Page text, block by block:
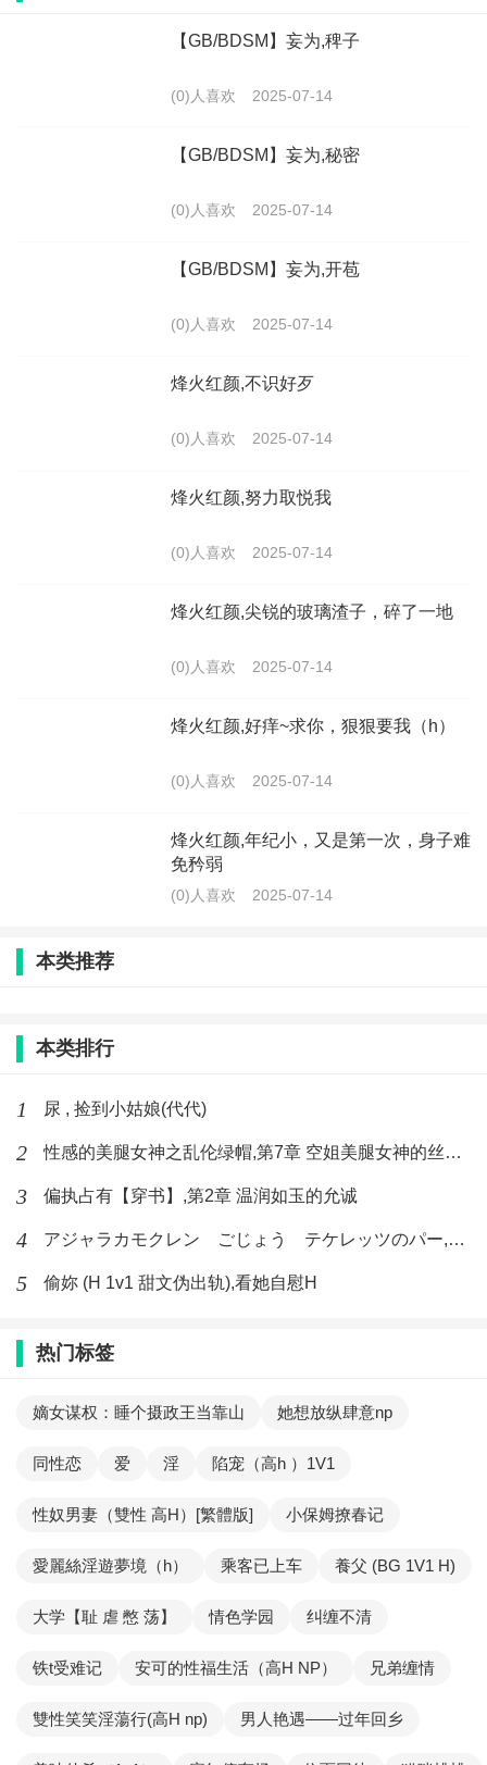
【GB/BDSM】妄为,稗子
(0)人喜欢 2025-07-14
【GB/BDSM】妄为,秘密
(0)人喜欢 2025-07-14
【GB/BDSM】妄为,开苞
(0)人喜欢 2025-07-14
烽火红颜,不识好歹
(0)人喜欢 2025-07-14
烽火红颜,努力取悦我
(0)人喜欢 2025-07-14
烽火红颜,尖锐的玻璃渣子，碎了一地
(0)人喜欢 2025-07-14
烽火红颜,好痒~求你，狠狠要我（h）
(0)人喜欢 2025-07-14
烽火红颜,年纪小，又是第一次，身子难
免矜弱
(0)人喜欢 2025-07-14
本类推荐
本类排行
1 尿 , 捡到小姑娘(代代)
2 性感的美腿女神之乱伦绿帽,第7章 空姐美腿女神的丝袜足交
3 偏执占有【穿书】,第2章 温润如玉的允诚
4 アジャラカモクレン ごじょう テケレッツのパー,【No. 42 Rube Goldberg Machine】十四
5 偷妳 (H 1v1 甜文伪出轨),看她自慰H
热门标签
嫡女谋权：睡个摄政王当靠山 她想放纵肆意np
同性恋 爱 淫 陷宠（高h ）1V1
性奴男妻（雙性 高H）[繁體版] 小保姆撩春记
愛麗絲淫遊夢境（h） 乘客已上车 養父 (BG 1V1 H)
大学【耻 虐 憋 荡】 情色学园 纠缠不清
铁t受难记 安可的性福生活（高H NP） 兄弟缠情
雙性笑笑淫蕩行(高H np) 男人艳遇——过年回乡